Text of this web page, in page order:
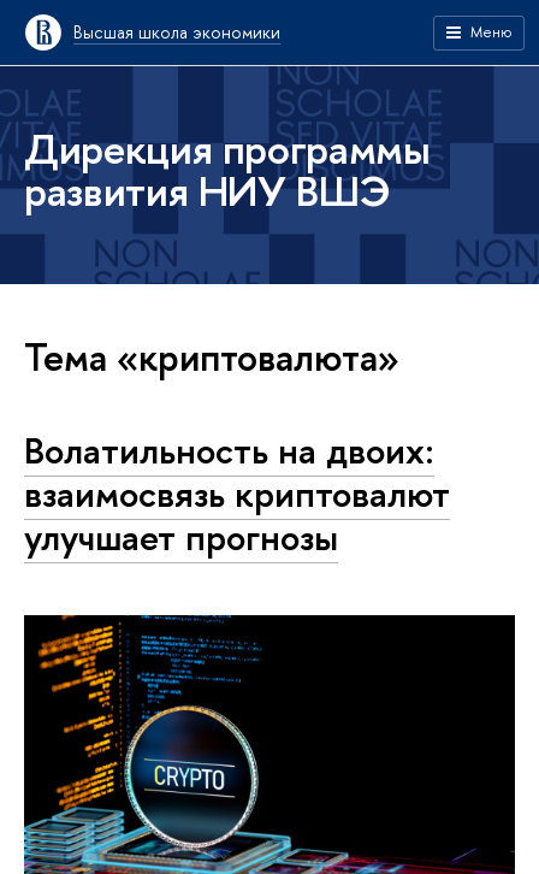
Высшая школа экономики Меню
Дирекция программы
развития НИУ ВШЭ
Тема «криптовалюта»
Волатильность на двоих:
взаимосвязь криптовалют
улучшает прогнозы